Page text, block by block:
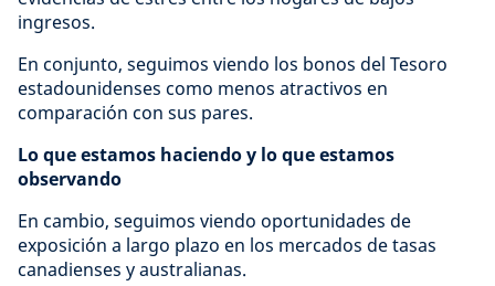
ingresos.
En conjunto, seguimos viendo los bonos del Tesoro
estadounidenses como menos atractivos en
comparación con sus pares.
Lo que estamos haciendo y lo que estamos
observando
En cambio, seguimos viendo oportunidades de
exposición a largo plazo en los mercados de tasas
canadienses y australianas.